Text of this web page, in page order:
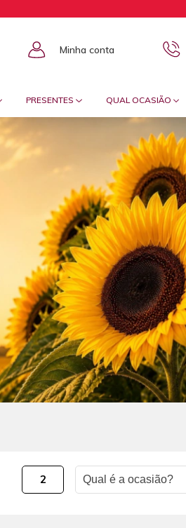
Minha conta
PRESENTES QUAL OCASIÃO
2